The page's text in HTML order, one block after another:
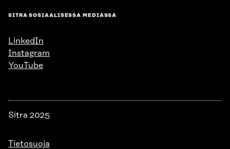
SITRA SOSIAALISESSA MEDIASSA
LinkedIn
Instagram
YouTube
Sitra 2025
Tietosuoja